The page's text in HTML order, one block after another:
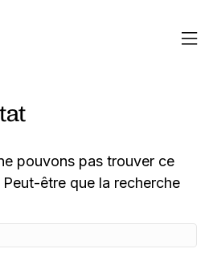
pouvons pas trouver ce
être que la recherche